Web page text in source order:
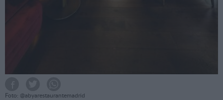
Foto: @abyarestaurantemadrid